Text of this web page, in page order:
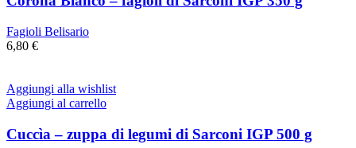
Fagioli Belisario
6,80 €
Aggiungi alla wishlist
Aggiungi al carrello
Cuccìa – zuppa di legumi di Sarconi IGP 500 g